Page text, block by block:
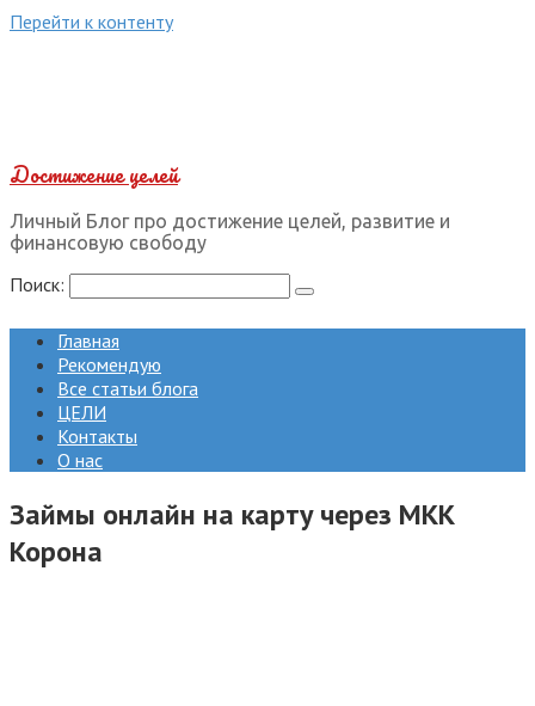
Перейти к контенту
Достижение целей
Личный Блог про достижение целей, развитие и
финансовую свободу
Поиск:
Главная
Рекомендую
Все статьи блога
ЦЕЛИ
Контакты
О нас
Займы онлайн на карту через МКК
Корона